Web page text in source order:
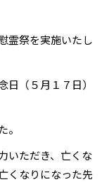
霊祭を実施いたし
（５月１７日）
いただき、亡くな
くなりになった先